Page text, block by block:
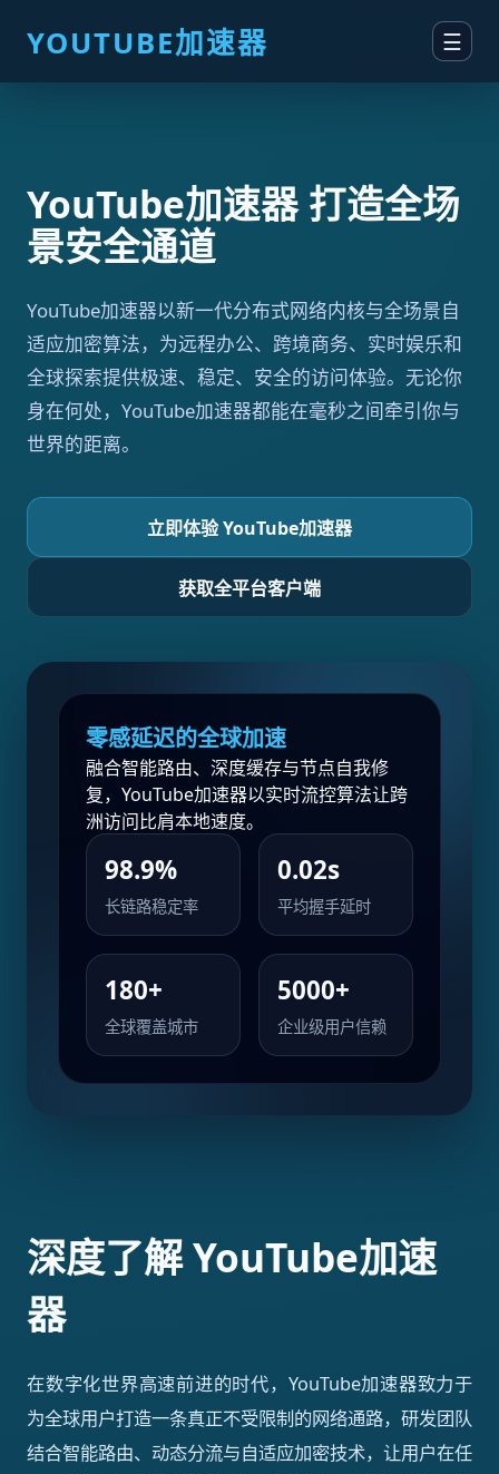
YOUTUBE加速器 ☰
YouTube加速器 打造全场
景安全通道
YouTube加速器以新一代分布式网络内核与全场景自
适应加密算法，为远程办公、跨境商务、实时娱乐和
全球探索提供极速、稳定、安全的访问体验。无论你
身在何处，YouTube加速器都能在毫秒之间牵引你与
世界的距离。
立即体验 YouTube加速器
获取全平台客户端
零感延迟的全球加速
融合智能路由、深度缓存与节点自我修
复，YouTube加速器以实时流控算法让跨
洲访问比肩本地速度。
98.9%
长链路稳定率
0.02s
平均握手延时
180+
全球覆盖城市
5000+
企业级用户信赖
深度了解 YouTube加速
器
在数字化世界高速前进的时代，YouTube加速器致力于
为全球用户打造一条真正不受限制的网络通路，研发团队
结合智能路由、动态分流与自适应加密技术，让用户在任